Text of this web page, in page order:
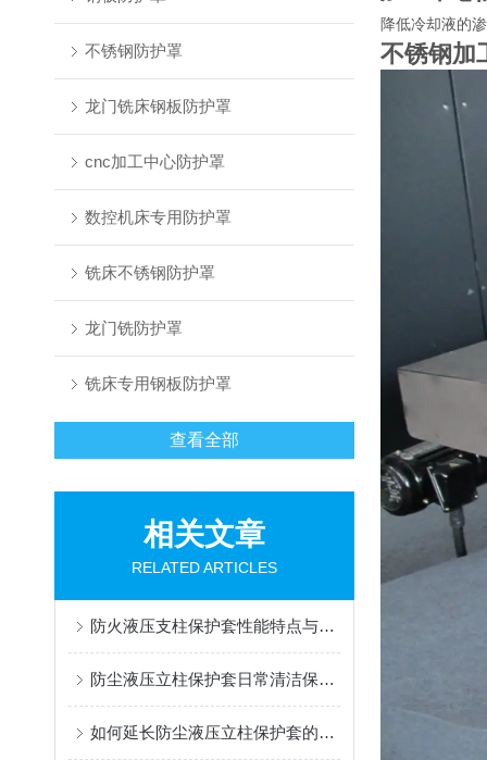
不锈钢防护罩
龙门铣床钢板防护罩
cnc加工中心防护罩
数控机床专用防护罩
铣床不锈钢防护罩
龙门铣防护罩
铣床专用钢板防护罩
查看全部
相关文章
RELATED ARTICLES
防火液压支柱保护套性能特点与阻燃防护应用
防尘液压立柱保护套日常清洁保养与更换规范
如何延长防尘液压立柱保护套的使用寿命？
降低冷却液的
不锈钢加